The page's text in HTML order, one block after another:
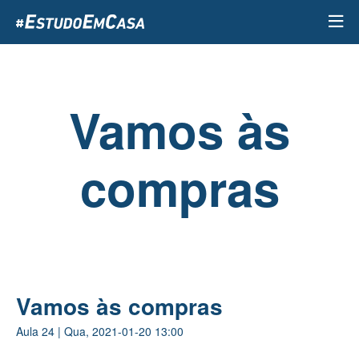
para
o
Vamos às
compras
Vamos às compras
Aula 24 | Qua, 2021-01-20 13:00